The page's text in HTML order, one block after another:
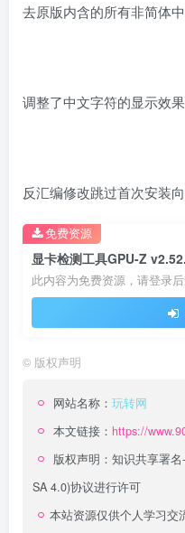
去原版内含的所有非简体
调整了中文字符的显示效
反汇编修改跳过首次安装
显卡检测工具GPU-Z
此内容为免费资源，请登录
免费资源
© 版权声明
网站名称： 玩转网
本文链接： https://
版权声明： 知识共享署
SA 4.0)协议进行许可
本站资源仅供个人学习交